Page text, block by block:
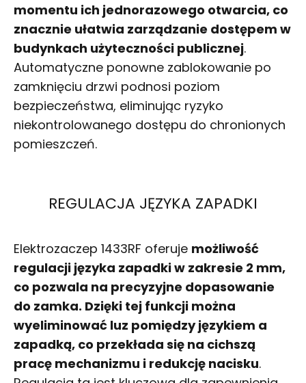
momentu ich jednorazowego otwarcia, co
znacznie ułatwia zarządzanie dostępem w
budynkach użyteczności publicznej.
Automatyczne ponowne zablokowanie po
zamknięciu drzwi podnosi poziom
bezpieczeństwa, eliminując ryzyko
niekontrolowanego dostępu do chronionych
pomieszczeń.
REGULACJA JĘZYKA ZAPADKI
Elektrozaczep 1433RF oferuje możliwość
regulacji języka zapadki w zakresie 2 mm,
co pozwala na precyzyjne dopasowanie
do zamka. Dzięki tej funkcji można
wyeliminować luz pomiędzy językiem a
zapadką, co przekłada się na cichszą
pracę mechanizmu i redukcję nacisku.